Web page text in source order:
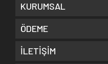
KURUMSAL
ÖDEME
İLETİŞİM